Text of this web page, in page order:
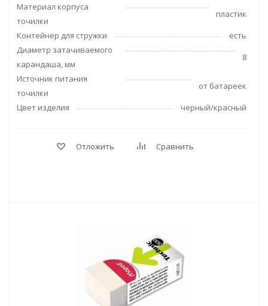
Материал корпуса
точилки
пластик
Контейнер для стружки
есть
Диаметр затачиваемого
карандаша, мм
8
Источник питания
точилки
от батареек
Цвет изделия
черный/красный
Отложить Сравнить